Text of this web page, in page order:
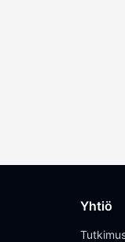
Yhtiö